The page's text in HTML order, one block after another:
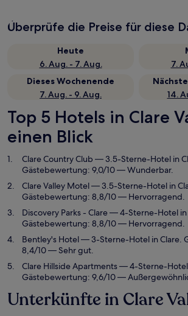
Überprüfe die Preise für diese
Heute
6. Aug. - 7. Aug.
7.
Dieses Wochenende
7. Aug. - 9. Aug.
14.
Top 5 Hotels in Clare
einen Blick
Clare Country Club — 3.5-Sterne-Hotel in
Gästebewertung: 9,0/10 — Wunderbar.
Clare Valley Motel— 3.5-Sterne-Hotel in
Gästebewertung: 8,8/10 — Hervorragend.
Discovery Parks - Clare— 4-Sterne-Hotel in
Gästebewertung: 8,8/10 — Hervorragend.
Bentley's Hotel— 3-Sterne-Hotel in Clare.
8,4/10 — Sehr gut.
Clare Hillside Apartments— 4-Sterne-Hotel
Gästebewertung: 9,6/10 —
Unterkünfte in Clare